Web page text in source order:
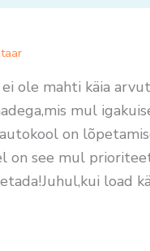
ole mahti käia
mul
on
see mul
load